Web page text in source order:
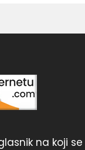
na koji se